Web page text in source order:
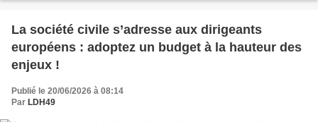
La société civile s’adresse aux dirigeants
européens : adoptez un budget à la hauteur des
enjeux !
Publié le 20/06/2026 à 08:14
Par LDH49